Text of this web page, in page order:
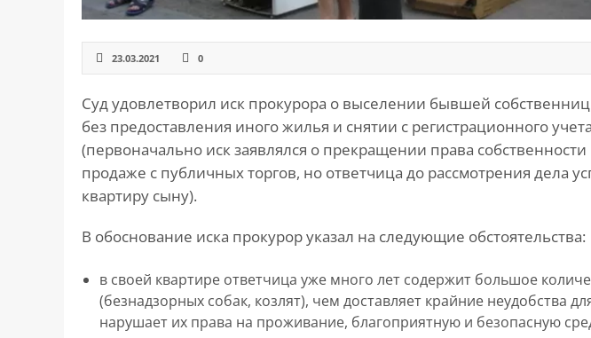
+7 (495) 642-27-02
+7 (936) 281-45-11
+7 (901) 511-80-52
23.03.2021 0
Суд удовлетворил иск прокурора о выселении бывшей
без предоставления иного жилья и снятии с регистрационного
(первоначально иск заявлялся о прекращении права собственности
продаже с публичных торгов, но ответчица до рассмотрения дела
квартиру сыну).
В обоснование иска прокурор указал на следующие обстоятельства:
в своей квартире ответчица уже много лет содержит большое
(безнадзорных собак, козлят), чем доставляет крайние неудобства
нарушает их права на проживание, благоприятную и безопасную